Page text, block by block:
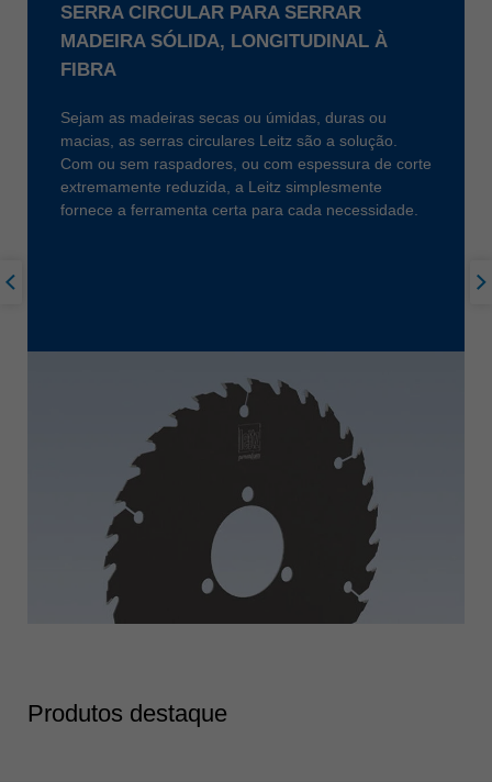
SERRA CIRCULAR PARA SERRAR
MADEIRA SÓLIDA, LONGITUDINAL À
FIBRA
Sejam as madeiras secas ou úmidas, duras ou
macias, as serras circulares Leitz são a solução.
Com ou sem raspadores, ou com espessura de corte
extremamente reduzida, a Leitz simplesmente
fornece a ferramenta certa para cada necessidade.
Produtos destaque